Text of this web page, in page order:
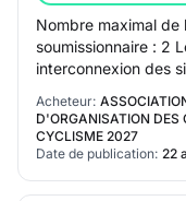
Nombre maximal
soumissionnaire : 2
interconnexion des
et réseau de
Acheteur:
D'ORGANISATION
CYCLISME 2027
Date de publication: 22